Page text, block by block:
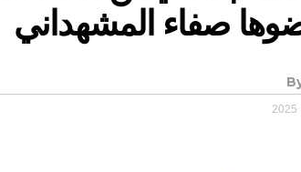
صفاء المشهداني